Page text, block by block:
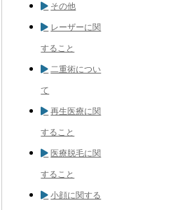
その他
レーザーに関
すること
二重術につい
て
再生医療に関
すること
医療脱毛に関
すること
小顔に関する